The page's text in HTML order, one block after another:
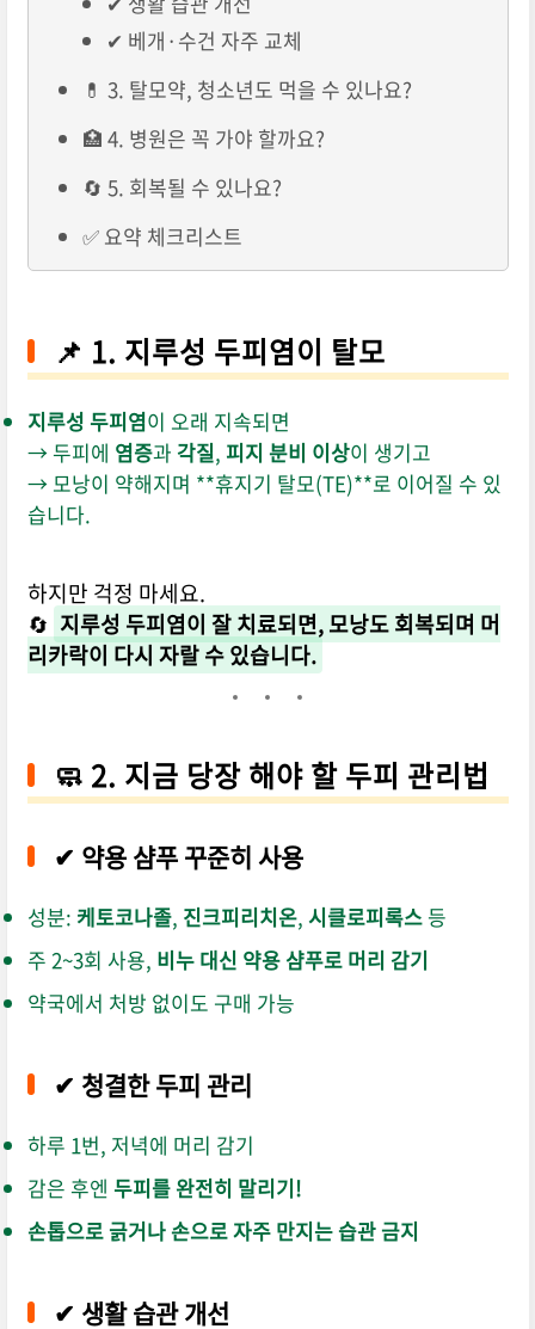
✔ 베개·수건 자주 교체
💊 3. 탈모약, 청소년도 먹을 수 있나요?
🏥 4. 병원은 꼭 가야 할까요?
🔄 5. 회복될 수 있나요?
✅ 요약 체크리스트
📌 1. 지루성 두피염이 탈모
지루성 두피염이 오래 지속되면
→ 두피에 염증과 각질, 피지 분비 이상이 생기고
→ 모낭이 약해지며 **휴지기 탈모(TE)**로 이어질 수 있
습니다.
하지만 걱정 마세요.
🔄 지루성 두피염이 잘 치료되면, 모낭도 회복되며 머
리카락이 다시 자랄 수 있습니다.
🧼 2. 지금 당장 해야 할 두피 관리법
✔ 약용 샴푸 꾸준히 사용
성분: 케토코나졸, 진크피리치온, 시클로피록스등
주 2~3회 사용, 비누 대신 약용 샴푸로 머리 감기
약국에서 처방 없이도 구매 가능
✔ 청결한 두피 관리
하루 1번, 저녁에 머리 감기
감은 후엔 두피를 완전히 말리기!
손톱으로 긁거나 손으로 자주 만지는 습관 금지
✔ 생활 습관 개선